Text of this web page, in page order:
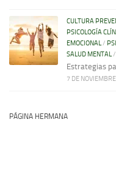
CULTURA
PSICOLOGÍA
EMOCIONAL/
SALUD MENTAL/
Estrategias
7 DE
PÁGINA HERMANA